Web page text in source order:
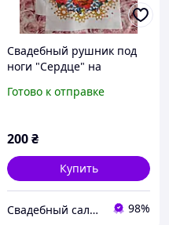
Свадебный рушник под
ноги "Сердце" на
Готово к отправке
200₴
Купить
Свадебный салон "ПРИНЦЕССА" 98%